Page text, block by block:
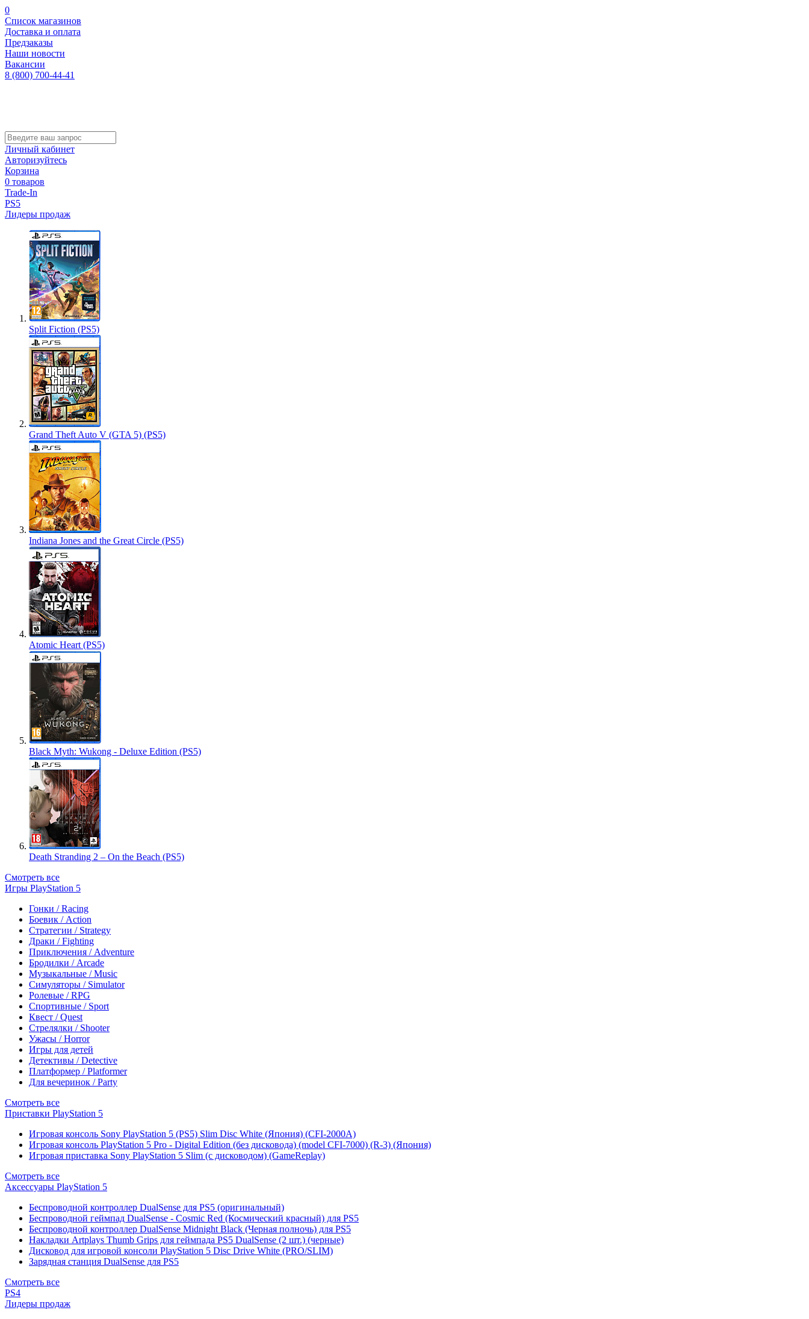
0
Список магазинов
Доставка и оплата
Предзаказы
Наши новости
Вакансии
8 (800) 700-44-41
Личный кабинет
Авторизуйтесь
Корзина
0 товаров
Trade-In
PS5
Лидеры продаж
Split Fiction (PS5)
Grand Theft Auto V (GTA 5) (PS5)
Indiana Jones and the Great Circle (PS5)
Atomic Heart (PS5)
Black Myth: Wukong - Deluxe Edition (PS5)
Death Stranding 2 – On the Beach (PS5)
Смотреть все
Игры PlayStation 5
Гонки / Racing
Боевик / Action
Стратегии / Strategy
Драки / Fighting
Приключения / Adventure
Бродилки / Arcade
Музыкальные / Music
Симуляторы / Simulator
Ролевые / RPG
Спортивные / Sport
Квест / Quest
Стрелялки / Shooter
Ужасы / Horror
Игры для детей
Детективы / Detective
Платформер / Platformer
Для вечеринок / Party
Смотреть все
Приставки PlayStation 5
Игровая консоль Sony PlayStation 5 (PS5) Slim Disc White (Япония) (CFI-2000A)
Игровая консоль PlayStation 5 Pro - Digital Edition (без дисковода) (model CFI-7000) (R-3) (Япония)
Игровая приставка Sony PlayStation 5 Slim (с дисководом) (GameReplay)
Смотреть все
Аксессуары PlayStation 5
Беспроводной контроллер DualSense для PS5 (оригинальный)
Беспроводной геймпад DualSense - Cosmic Red (Космический красный) для PS5
Беспроводной контроллер DualSense Midnight Black (Черная полночь) для PS5
Накладки Artplays Thumb Grips для геймпада PS5 DualSense (2 шт.) (черные)
Дисковод для игровой консоли PlayStation 5 Disc Drive White (PRO/SLIM)
Зарядная станция DualSense для PS5
Смотреть все
PS4
Лидеры продаж